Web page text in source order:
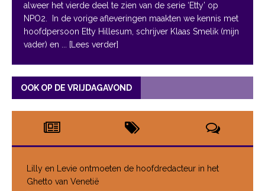
alweer het vierde deel te zien van de serie ‘Etty’ op
NPO2. In de vorige afleveringen maakten we kennis met
hoofdpersoon Etty Hillesum, schrijver Klaas Smelik (mijn
vader) en ... [Lees verder]
OOK OP DE VRIJDAGAVOND
Lilly en Levie ontmoeten de hoofdredacteur in het
Ghetto van Venetië